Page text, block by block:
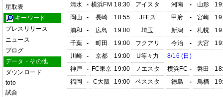
星取表
キーワード
プレスリリース
ニュース
ブログ
データ・その他
ダウンロード
toto
試合
清水
- 横浜FM 18:30
アイスタ
岡山
- 長崎 18:55
JFEス
浦和
- 広島 19:00
埼玉
千葉
- 町田 19:00
フクアリ
川崎
- 京都 19:00
U等々力
神戸
- FC東京 19:00
ノエスタ
福岡
- C大阪 19:00 ベススタ
湘南
- 山形
甲府
- 宮崎
新潟
- 札幌
今治
- 大宮
8/16 (日)
横浜FC - 磐田
徳島
- 鳥栖